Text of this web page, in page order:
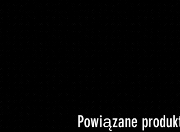
Powiązane